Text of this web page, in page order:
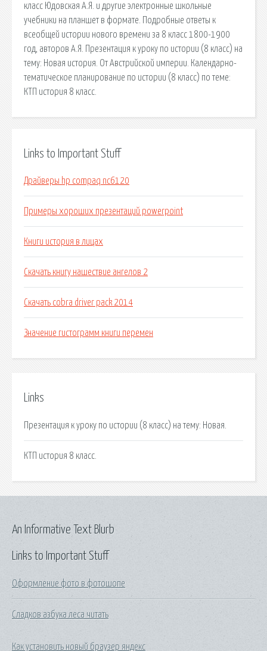
класс Юдовская А.Я. и другие электронные школьные
учебники на планшет в формате. Подробные ответы к
всеобщей истории нового времени за 8 класс 1800-1900
год, авторов А.Я. Презентация к уроку по истории (8 класс) на
тему: Новая история. От Австрийской империи. Календарно-
тематическое планирование по истории (8 класс) по теме:
КТП история 8 класс.
Links to Important Stuff
Драйверы hp compaq nc6120
Примеры хороших презентаций powerpoint
Книги история в лицах
Скачать книгу нашествие ангелов 2
Скачать cobra driver pack 2014
Значение гистограмм книги перемен
Links
Презентация к уроку по истории (8 класс) на тему: Новая.
КТП история 8 класс.
Links to Important Stuff
Оформление фото в фотошопе
Сладков азбука леса читать
Как установить новый браузер яндекс
An Informative Text Blurb